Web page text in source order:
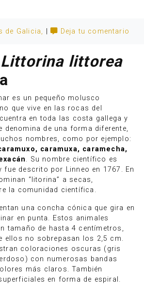
de Galicia, | Deja tu comentario
Littorina littorea
es un pequeño molusco
que vive en las rocas del
en toda las costa gallega y
denomina de una forma diferente,
nombres, como por ejemplo:
caramuxa, caramecha,
. Su nombre científico es
fue descrito por Linneo en 1767. En
“litorina” a secas,
la comunidad científica.
una concha cónica que gira en
en punta. Estos animales
tamaño de hasta 4 centímetros,
ellos no sobrepasan los 2,5 cm.
coloraciones oscuras (gris
con numerosas bandas
más claros. También
en forma de espiral.